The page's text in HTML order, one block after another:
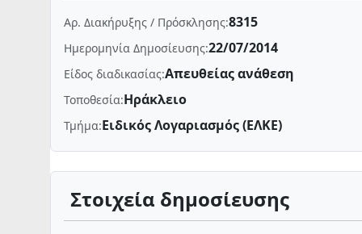
Αρ. Διακήρυξης / Πρόσκλησης:8315
Ημερομηνία Δημοσίευσης:22/07/2014
Είδος διαδικασίας:Απευθείας ανάθεση
Τοποθεσία:Ηράκλειο
Τμήμα:Ειδικός Λογαριασμός (ΕΛΚΕ)
Στοιχεία δημοσίευσης